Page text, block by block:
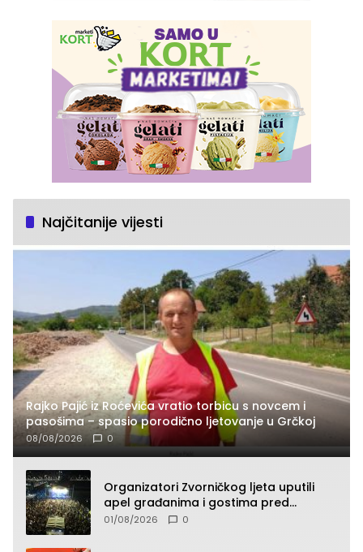
Najčitanije vijesti
Rajko Pajić iz Roćevića vratio torbicu s novcem i
pasošima – spasio porodično ljetovanje u Grčkoj
08/08/2026 0
Organizatori Zvorničkog ljeta uputili
apel građanima i gostima pred
početak koncertnog programa
01/08/2026 0